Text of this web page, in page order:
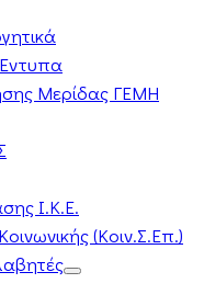
Μερίδας ΓΕΜΗ
Ι.Κ.Ε.
(Κοιν.Σ.Επ.)